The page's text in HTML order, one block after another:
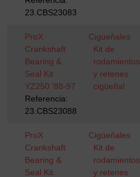
23.CBS23083
ProX
Crankshaft
Bearing &
Seal Kit
YZ250 '88-97
Referencia:
23.CBS23088
Cigüeñales
Kit de
rodamientos
y retenes
cigüeñal
ProX
Crankshaft
Bearing &
Seal Kit
Cigüeñales
Kit de
rodamientos
y retenes